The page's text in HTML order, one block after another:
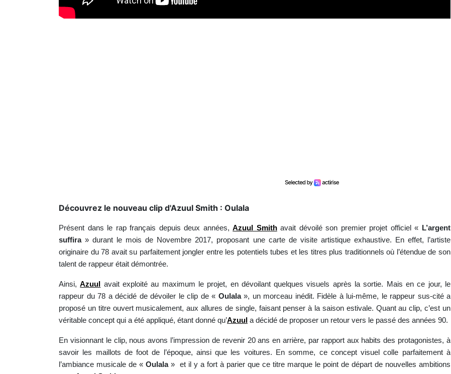
Découvrez le nouveau clip d'Azuul Smith : Oulala
Présent dans le rap français depuis deux années,Azuul Smithavait dévoilé son premier projet officiel « L’argent
suffira» durant le mois de Novembre 2017, proposant une carte de visite artistique exhaustive. En effet, l’artiste
originaire du 78 avait su parfaitement jongler entre les potentiels tubes et les titres plus traditionnels où l’étendue de son
talent de rappeur était démontrée.
Ainsi,Azuul
avait exploité au maximum le projet, en dévoilant quelques visuels après la sortie. Mais en ce jour, le
rappeur du 78 a décidé de dévoiler le clip de « Oulala », un morceau inédit. Fidèle à lui-même, le rappeur sus-cité a
proposé un titre ouvert musicalement, aux allures de single, faisant penser à la saison estivale. Quant au clip, c’est un
véritable concept qui a été appliqué, étant donné qu’Azuul a décidé de proposer un retour vers le passé des années 90.
En visionnant le clip, nous avons l’impression de revenir 20 ans en arrière, par rapport aux habits des protagonistes, à
savoir les maillots de foot de l’époque, ainsi que les voitures. En somme, ce concept visuel colle parfaitement à
l’ambiance musicale de « Oulala » et il y a fort à parier que ce titre marque le point de départ de nouvelles ambitions